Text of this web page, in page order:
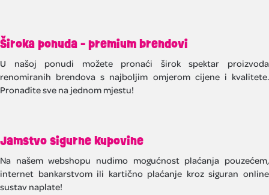
Široka ponuda - premium brendovi
U našoj ponudi možete pronaći širok spektar proizvoda
renomiranih brendova s najboljim omjerom cijene i kvalitete.
Pronađite sve na jednom mjestu!
Jamstvo sigurne kupovine
Na našem webshopu nudimo mogućnost plaćanja pouzećem,
internet bankarstvom ili kartično plaćanje kroz siguran online
sustav naplate!